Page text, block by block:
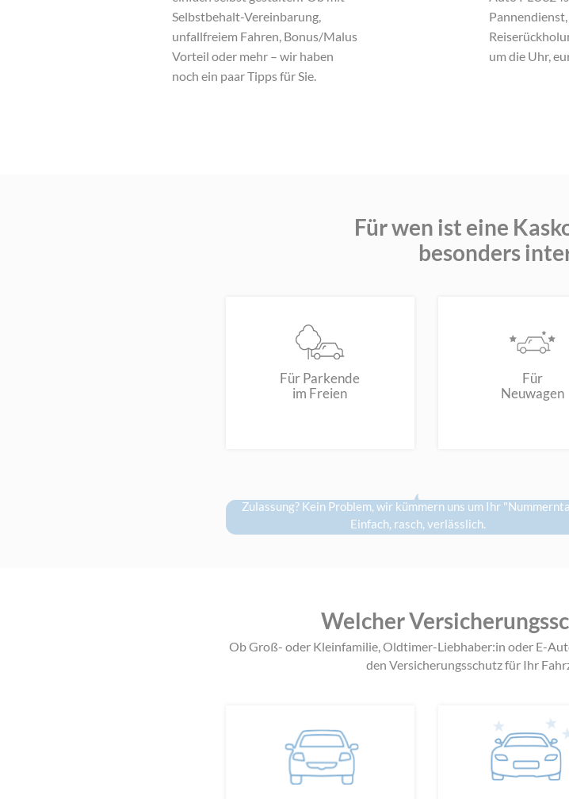
Selbstbehalt-Vereinbarung,
unfallfreiem Fahren, Bonus/Malus
Vorteil oder mehr – wir haben
noch ein paar Tipps für Sie.
um die Uhr,
Für wen ist eine
besonders
Für Parkende
im Freien
Für
Neuwagen
Zulassung? Kein Problem, wir kümmern uns um Ihr
Einfach, rasch, verlässlich.
Welcher
Ob Groß- oder Kleinfamilie, Oldtimer-Liebhaber:in oder E-
den Versicherungsschutz für Ihr